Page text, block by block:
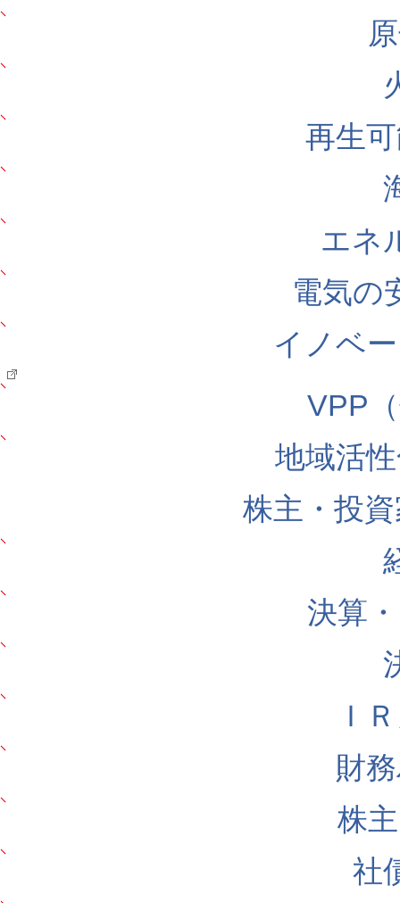
再生
エネ
電気の
イノベ
VPP
地域活
株主・投
決算
Ｉ
財
株
社